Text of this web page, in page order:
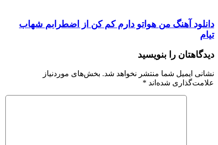
دانلود آهنگ من هواتو دارم کم کن از اضطرابم شهاب
تیام
دیدگاهتان را بنویسید
نشانی ایمیل شما منتشر نخواهد شد. بخش‌های موردنیاز
علامت‌گذاری شده‌اند *